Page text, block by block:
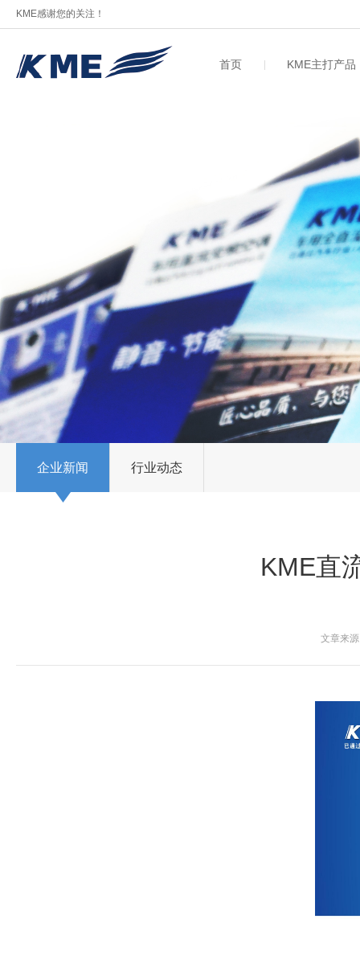
KME感谢您的关注！
首页 KME主打产品
企业新闻 行业动态
KME直
文章来